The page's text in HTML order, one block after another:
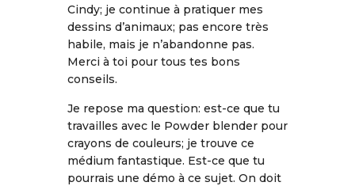
Cindy; je continue à pratiquer mes
dessins d’animaux; pas encore très
habile, mais je n’abandonne pas.
Merci à toi pour tous tes bons
conseils.
Je repose ma question: est-ce que tu
travailles avec le Powder blender pour
crayons de couleurs; je trouve ce
médium fantastique. Est-ce que tu
pourrais une démo à ce sujet. On doit